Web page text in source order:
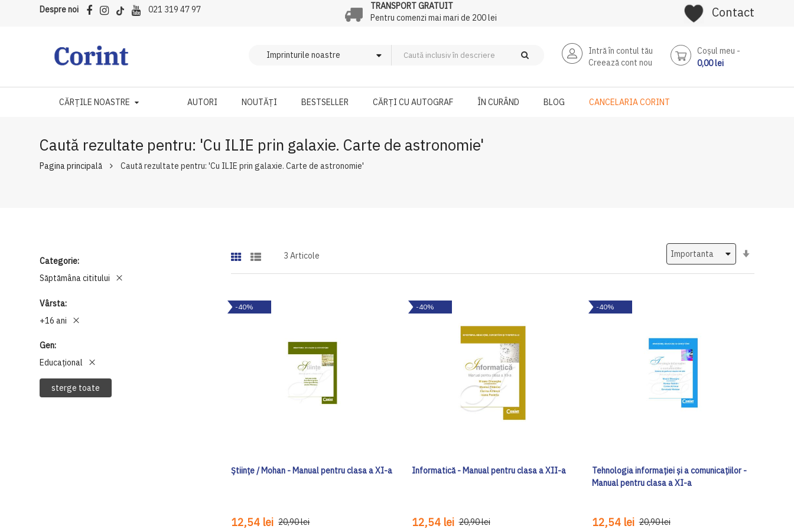
Despre noi 021 319 47 97
TRANSPORT GRATUIT
Pentru comenzi mai mari de 200 lei
Contact
Intră în contul tău
Creează cont nou
Coşul meu
0,00 lei
CĂRȚILE NOASTRE AUTORI NOUTĂȚI BESTSELLER CĂRȚI CU AUTOGRAF ÎN CURÂND BLOG CANCELARIA CORINT
Caută rezultate pentru: 'Cu ILIE prin galaxie. Carte de astronomie'
Pagina principală Caută rezultate pentru: 'Cu ILIE prin galaxie. Carte de astronomie'
3 Articole
-40%
Ştiinţe / Mohan - Manual pentru clasa a XI-a
12,54 lei 20,90 lei
-40%
Informatică - Manual pentru clasa a XII-a
12,54 lei 20,90 lei
-40%
Tehnologia informaţiei şi a comunicaţiilor -
Manual pentru clasa a XI-a
12,54 lei 20,90 lei
Categorie
Săptămâna cititului
Vârsta
+16 ani
Gen
Educațional
sterge toate